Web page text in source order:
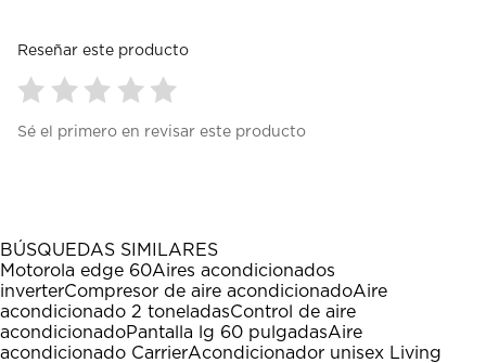
Reseñar este producto
para
1
estrella
Esta
acción
abrirá
el
para
estrellas.
Esta
acción
abrirá
el
para
estrellas.
Esta
acción
abrirá
el
para
estrellas.
Esta
acción
abrirá
el
para
estrellas.
Esta
acción
abrirá
el
Sé el primero en revisar este producto
BÚSQUEDAS SIMILARES
Motorola edge 60Aires acondicionados
inverterCompresor de aire acondicionadoAire
acondicionado 2 toneladasControl de aire
acondicionadoPantalla lg 60 pulgadasAire
acondicionado CarrierAcondicionador unisex Living